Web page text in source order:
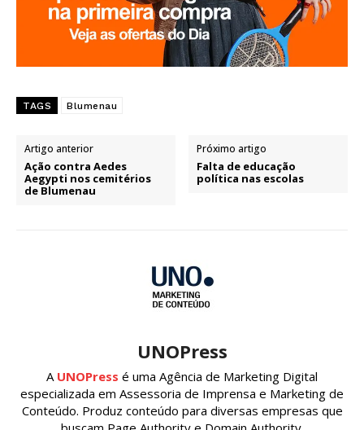
TAGS Blumenau
Artigo anterior
Ação contra Aedes
Aegypti nos cemitérios
de Blumenau
Próximo artigo
Falta de educação
política nas escolas
UNOPress
A UNOPress é uma Agência de Marketing Digital
especializada em Assessoria de Imprensa e Marketing de
Conteúdo. Produz conteúdo para diversas empresas que